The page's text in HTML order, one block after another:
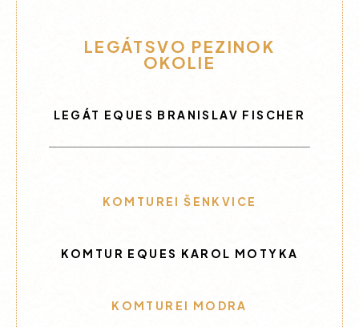
LEGÁTSVO PEZINOK
OKOLIE
LEGÁT EQUES BRANISLAV FISCHER
KOMTUREI ŠENKVICE
KOMTUR EQUES KAROL MOTYKA
KOMTUREI MODRA